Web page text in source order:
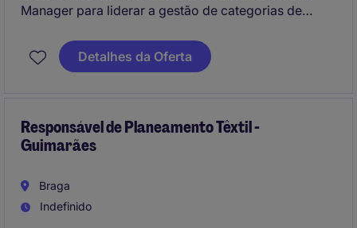
Manager para liderar a gestão de categorias de
fornecedores, a otimização de custos e alinhamento
estratégico com os objetivos da empresa.
Detalhes da Oferta
Responsável de Planeamento Têxtil -
Guimarães
Braga
Indefinido